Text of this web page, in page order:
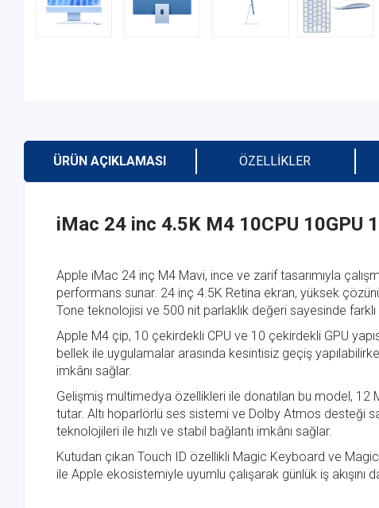
ÜRÜN AÇIKLAMASI ÖZELLIKLER
iMac 24 inc 4.5K M4 10CPU 10GPU
Apple iMac 24 inç M4 Mavi, ince ve zarif tasarımıyla
performans sunar. 24 inç 4.5K Retina ekran, yüksek
Tone teknolojisi ve 500 nit parlaklık değeri sayesinde
Apple M4 çip, 10 çekirdekli CPU ve 10 çekirdekli GPU
bellek ile uygulamalar arasında kesintisiz geçiş
imkânı sağlar.
Gelişmiş multimedya özellikleri ile donatılan bu model, 12
tutar. Altı hoparlörlü ses sistemi ve Dolby Atmos desteği
teknolojileri ile hızlı ve stabil bağlantı imkânı sağlar.
Kutudan çıkan Touch ID özellikli Magic Keyboard ve
ile Apple ekosistemiyle uyumlu çalışarak günlük iş akışını